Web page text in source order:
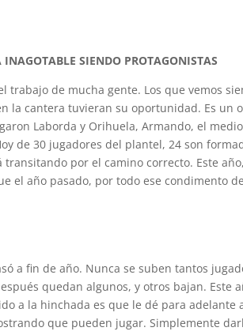
SIENDO PROTAGONISTAS
trabajo de mucha gente. Los que vemos
la cantera tuvieran su oportunidad. Es un
Laborda y Orihuela, Armando, el
de 30 jugadores del plantel, 24 son
por el camino correcto. Este
el año pasado, por todo ese condimento
a fin de año. Nunca se suben tantos
quedan algunos, y otros bajan. Este
a la hinchada es que le dé para adelante
que pueden jugar. Simplemente